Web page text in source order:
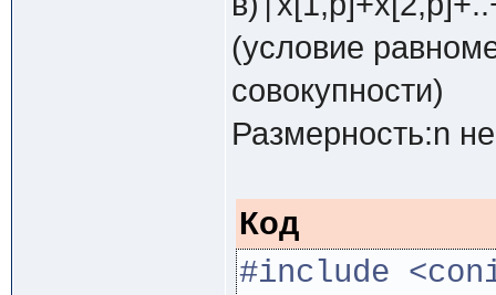
(условие
совокупности)
Размерность:n
Код
#include